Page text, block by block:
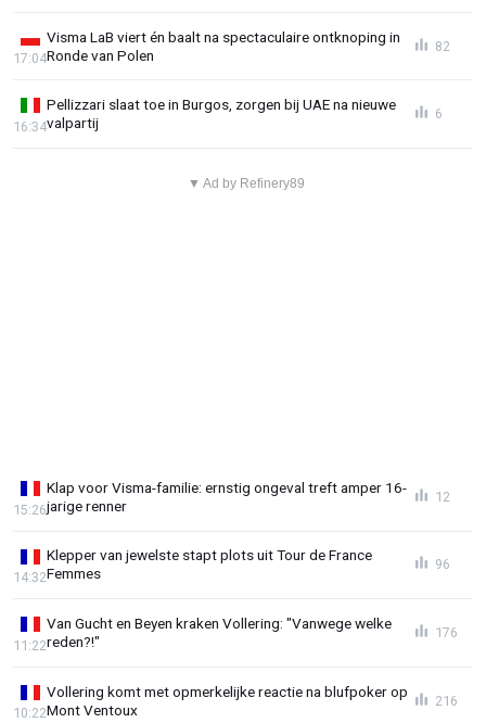
Visma LaB viert én baalt na spectaculaire ontknoping in
Ronde van Polen
17:04
82
Pellizzari slaat toe in Burgos, zorgen bij UAE na nieuwe
valpartij
16:34
6
▼ Ad by Refinery89
Klap voor Visma-familie: ernstig ongeval treft amper 16-
jarige renner
15:26
12
Klepper van jewelste stapt plots uit Tour de France
Femmes
14:32
96
Van Gucht en Beyen kraken Vollering: "Vanwege welke
reden?!"
11:22
176
Vollering komt met opmerkelijke reactie na blufpoker op
Mont Ventoux
10:22
216